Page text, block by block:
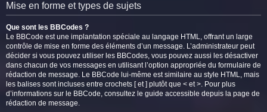
Mise en forme et types de sujets
Que sont les BBCodes ?
Le BBCode est une implantation spéciale au langage HTML, offrant un large
contrôle de mise en forme des éléments d’un message. L’administrateur peut
décider si vous pouvez utiliser les BBCodes, vous pouvez aussi les désactiver
dans chacun de vos messages en utilisant l’option appropriée du formulaire de
rédaction de message. Le BBCode lui-même est similaire au style HTML, mais
les balises sont incluses entre crochets [ et ] plutôt que < et >. Pour plus
d’informations sur le BBCode, consultez le guide accessible depuis la page de
rédaction de message.